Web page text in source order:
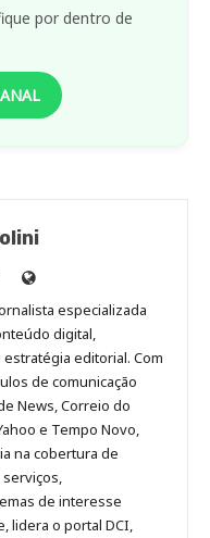
por dentro de
Malagolini
Site
de
Anny
Malagolini
especializada
digital,
editorial. Com
de comunicação
News, Correio do
e Tempo Novo,
na cobertura de
serviços,
de interesse
lidera o portal DCI,